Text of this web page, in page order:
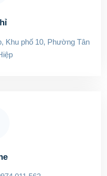
Khu phố 10, Phường Tân